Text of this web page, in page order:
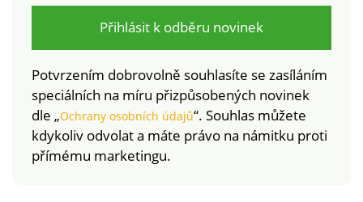
Přihlásit k odběru novinek
Potvrzením dobrovolně souhlasíte se zasíláním
speciálních na míru přizpůsobených novinek
dle „Ochrany osobních údajů“. Souhlas můžete
kdykoliv odvolat a máte právo na námitku proti
přímému marketingu.